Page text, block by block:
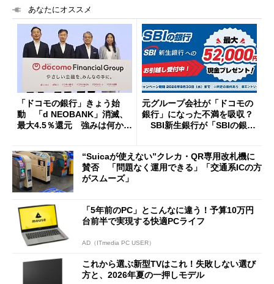
あなたにオススメ
「ドコモの銀行」きょう始
動 「d NEOBANK」消滅、
最大4.5％還元 強みは何か解
元グループ会社が「ドコモの
銀行」になった不満を吸収？
SBI新生銀行が「SBIの銀
開催
“Suicaが使えない”クレカ・QR専用改札機に
賛否 「問題なく運用できる」「交通系ICの方
がスムーズ」
「5年前のPC」とこんなに違う！予算10万円
台前半で実現する快適PCライフ
AD（ITmedia PC USER）
これから選ぶ新型TVはこれ！失敗しない選び
方と、2026年夏の一押しモデル